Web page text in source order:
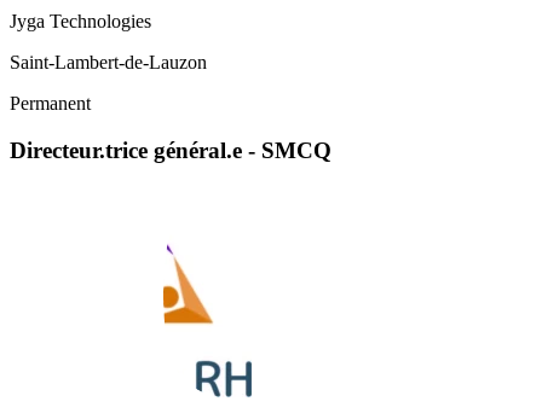
Jyga Technologies
Saint-Lambert-de-Lauzon
Permanent
Directeur.trice général.e - SMCQ